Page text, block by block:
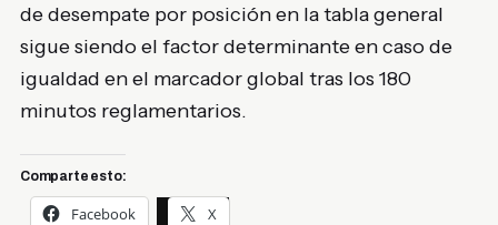
de desempate por posición en la tabla general
sigue siendo el factor determinante en caso de
igualdad en el marcador global tras los 180
minutos reglamentarios.
Comparte esto:
Facebook X